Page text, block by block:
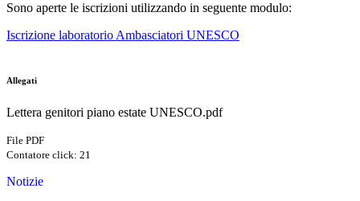
Sono aperte le iscrizioni utilizzando in seguente modulo:
Iscrizione laboratorio Ambasciatori UNESCO
Allegati
Lettera genitori piano estate UNESCO.pdf
File PDF
Contatore click: 21
Notizie